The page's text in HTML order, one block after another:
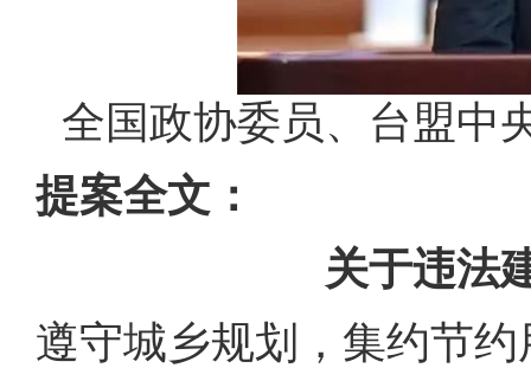
全国政协委员、台盟中
提案全文：
关于违法
遵守城乡规划，集约节